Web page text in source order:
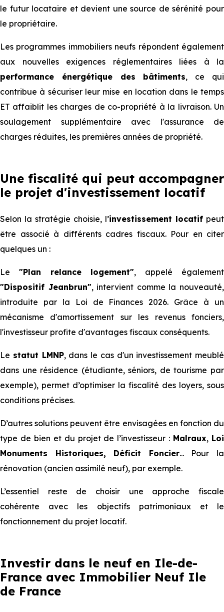
le futur locataire et devient une source de sérénité pour
le propriétaire.
Les programmes immobiliers neufs répondent également
aux nouvelles exigences réglementaires liées à la
performance énergétique des bâtiments, ce qui
contribue à sécuriser leur mise en location dans le temps
ET affaiblit les charges de co-propriété à la livraison. Un
soulagement supplémentaire avec l'assurance de
charges réduites, les premières années de propriété.
Une fiscalité qui peut accompagner
le projet d'investissement locatif
Selon la stratégie choisie, l’investissement locatif peut
être associé à différents cadres fiscaux. Pour en citer
quelques un :
Le "Plan relance logement", appelé également
"Dispositif Jeanbrun", intervient comme la nouveauté,
introduite par la Loi de Finances 2026. Grâce à un
mécanisme d'amortissement sur les revenus fonciers,
l'investisseur profite d'avantages fiscaux conséquents.
Le statut LMNP, dans le cas d'un investissement meublé
dans une résidence (étudiante, séniors, de tourisme par
exemple), permet d’optimiser la fiscalité des loyers, sous
conditions précises.
D’autres solutions peuvent être envisagées en fonction du
type de bien et du projet de l’investisseur : Malraux, Loi
Monuments Historiques, Déficit Foncier... Pour la
rénovation (ancien assimilé neuf), par exemple.
L’essentiel reste de choisir une approche fiscale
cohérente avec les objectifs patrimoniaux et le
fonctionnement du projet locatif.
Investir dans le neuf en Ile-de-
France avec Immobilier Neuf Ile
de France